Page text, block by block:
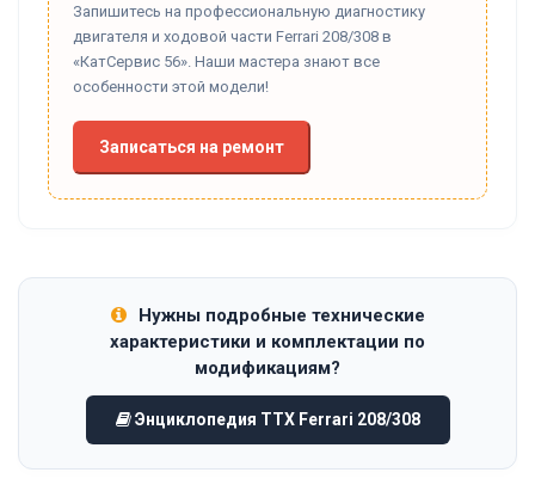
Запишитесь на профессиональную диагностику
двигателя и ходовой части Ferrari 208/308 в
«КатСервис 56». Наши мастера знают все
особенности этой модели!
Записаться на ремонт
Нужны подробные технические
характеристики и комплектации по
модификациям?
Энциклопедия ТТХ Ferrari 208/308